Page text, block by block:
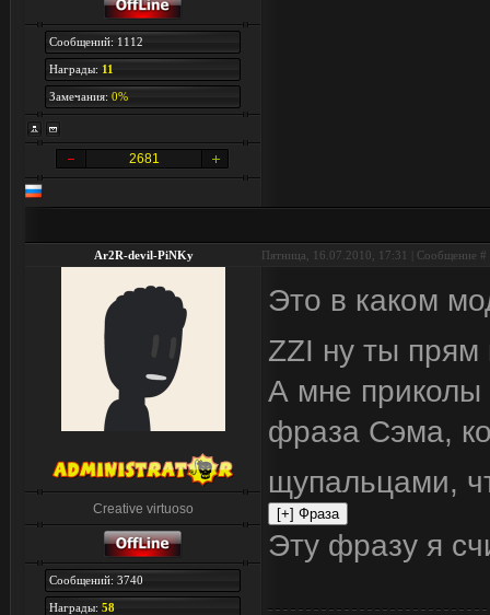
Сообщений: 1112
Награды: 11
Замечания: 0%
2681
Ar2R-devil-PiNKy Пятница, 16.07.2010, 17:31 | Сообщение #
Creative virtuoso
Сообщений: 3740
Награды: 58
Это в каком
ZZI ну ты
А мне приколы
фраза Сэма,
щупальцами,
Эту фразу я